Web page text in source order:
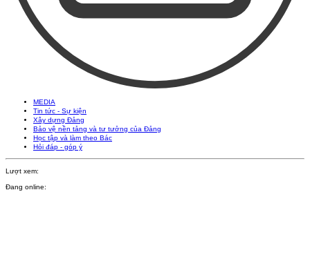
MEDIA
Tin tức - Sự kiện
Xây dựng Đảng
Bảo vệ nền tảng và tư tưởng của Đảng
Học tập và làm theo Bác
Hỏi đáp - góp ý
Lượt xem:
Đang online: